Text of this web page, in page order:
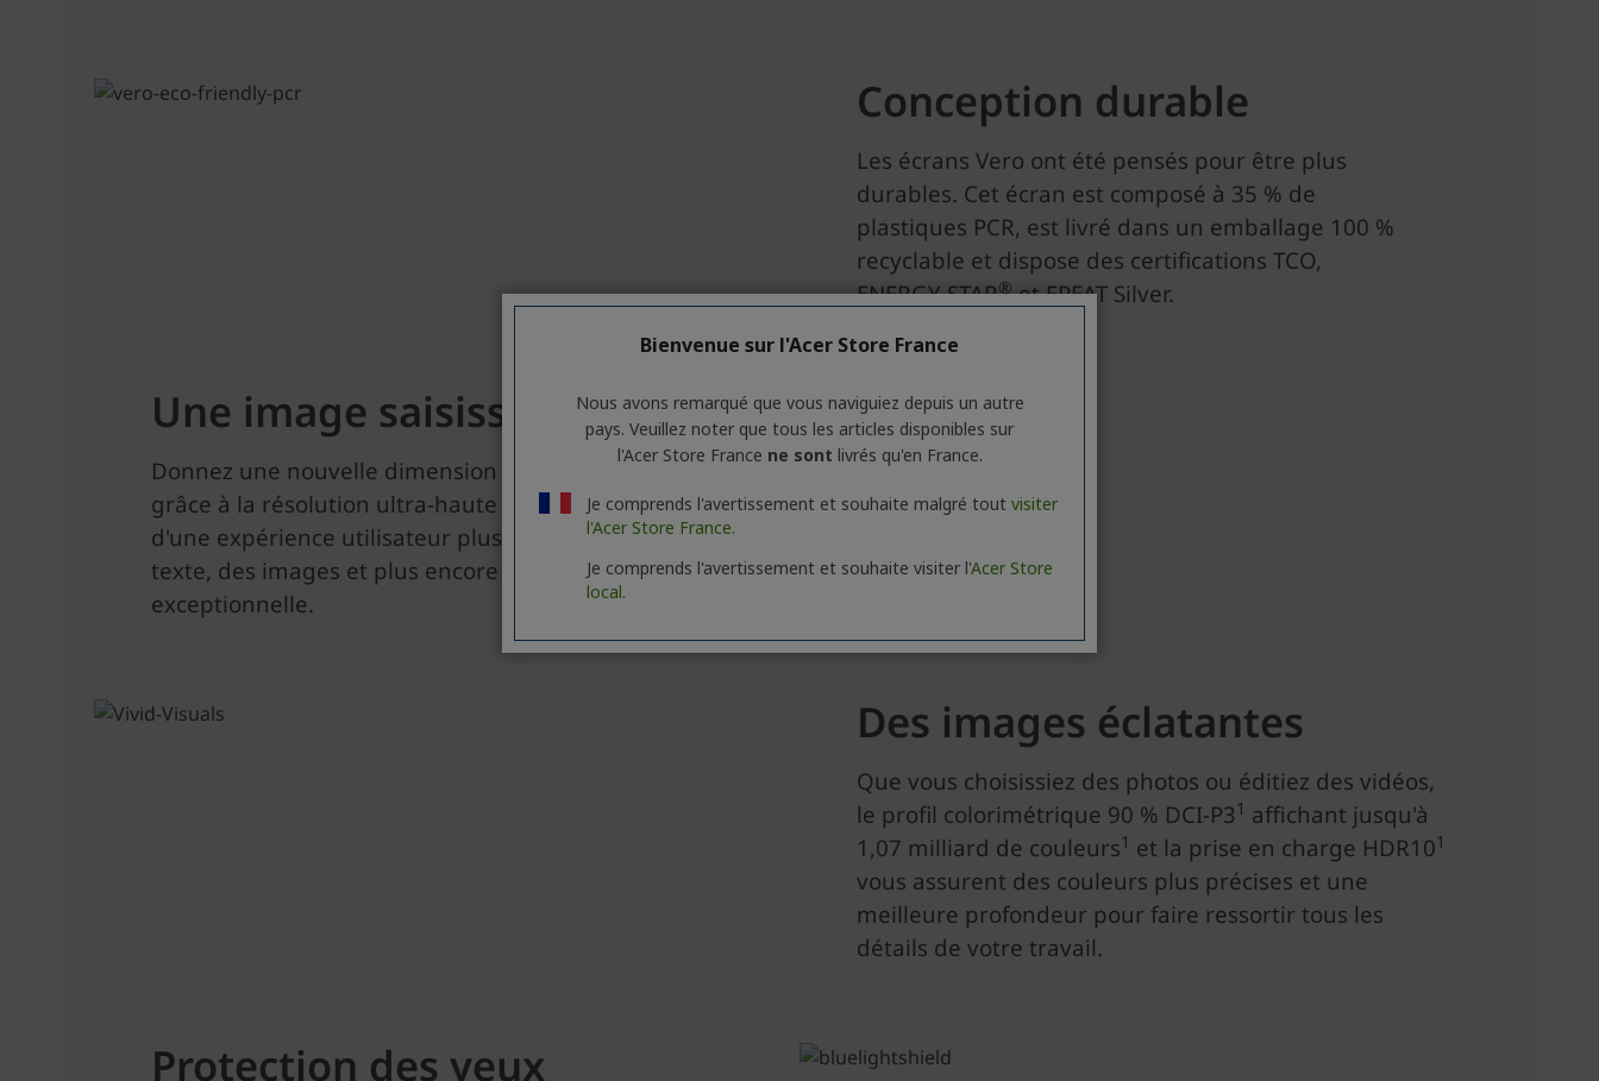
Bienvenue sur l'Acer Store France
Nous avons remarqué que vous naviguiez depuis un autre
pays. Veuillez noter que tous les articles disponibles sur
l'Acer Store France ne sont livrés qu'en France.
Je comprends l'avertissement et souhaite malgré tout visiter
l'Acer Store France.
Je comprends l'avertissement et souhaite visiter l'Acer Store
local.